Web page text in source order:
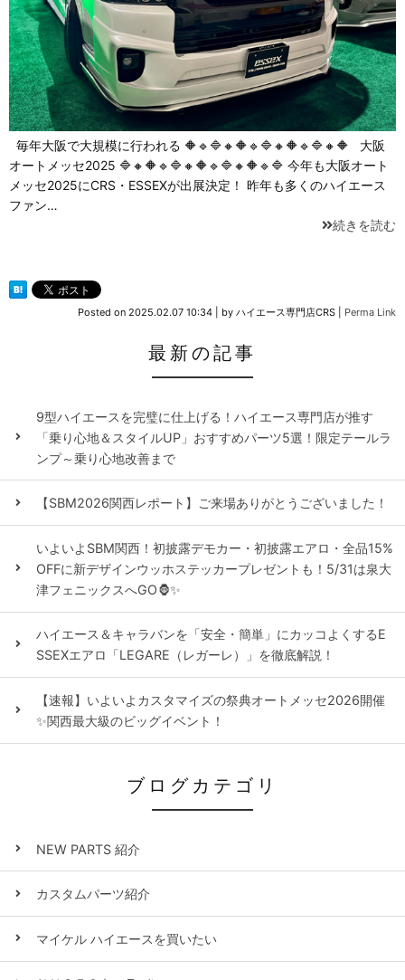
毎年大阪で大規模に行われる 🔶🔹🔷🔸🔶🔹🔷🔸🔶🔹🔷🔸🔶 大阪
オートメッセ2025 🔷🔸🔶🔹🔷🔸🔶🔹🔷🔸🔶🔹🔷 今年も大阪オート
メッセ2025にCRS・ESSEXが出展決定！ 昨年も多くのハイエース
ファン…
続きを読む
Posted on 2025.02.07 10:34 by ハイエース専門店CRS Perma Link
最新の記事
9型ハイエースを完璧に仕上げる！ハイエース専門店が推す
「乗り心地＆スタイルUP」おすすめパーツ5選！限定テールラ
ンプ～乗り心地改善まで
【SBM2026関西レポート】ご来場ありがとうございました！
いよいよSBM関西！初披露デモカー・初披露エアロ・全品15%
OFFに新デザインウッホステッカープレゼントも！5/31は泉大
津フェニックスへGO🦍✨
ハイエース＆キャラバンを「安全・簡単」にカッコよくするE
SSEXエアロ「LEGARE（レガーレ）」を徹底解説！
【速報】いよいよカスタマイズの祭典オートメッセ2026開催
✨関西最大級のビッグイベント！
ブログカテゴリ
NEW PARTS 紹介
カスタムパーツ紹介
マイケル ハイエースを買いたい